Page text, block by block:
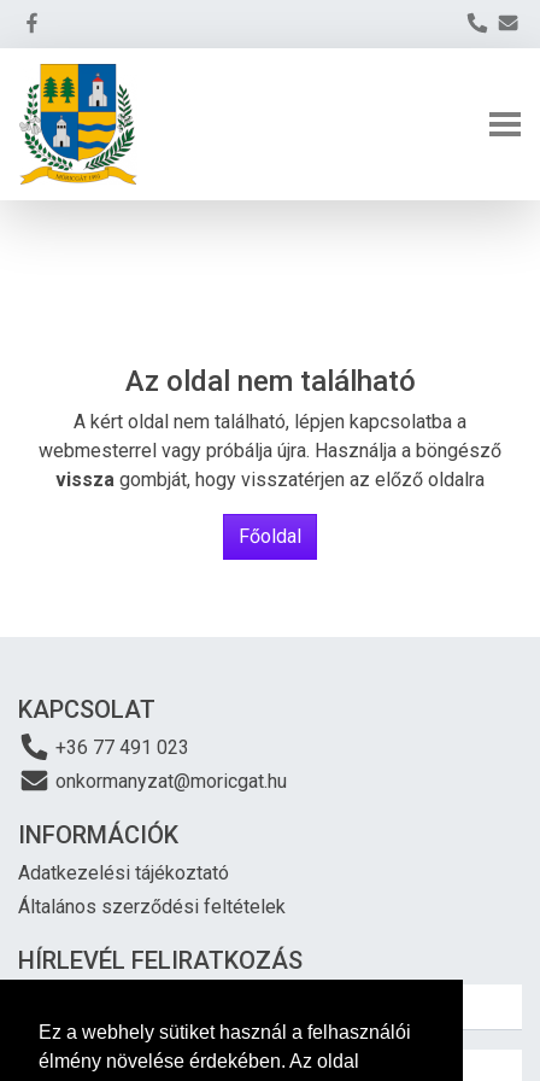
Ez a webhely sütiket használ a felhasználói
élmény növelése érdekében. Az oldal
Az oldal nem található
A kért oldal nem található, lépjen kapcsolatba a
webmesterrel vagy próbálja újra. Használja a böngésző
vissza gombját, hogy visszatérjen az előző oldalra
Főoldal
KAPCSOLAT
+36 77 491 023
onkormanyzat@moricgat.hu
INFORMÁCIÓK
Adatkezelési tájékoztató
Általános szerződési feltételek
HÍRLEVÉL FELIRATKOZÁS